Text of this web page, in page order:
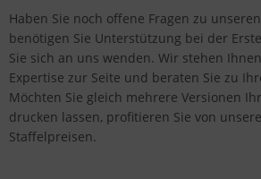
Haben Sie noch offene Fragen zu
benötigen Sie Unterstützung bei der
Sie sich an uns wenden. Wir stehen
Expertise zur Seite und beraten Sie zu
Möchten Sie gleich mehrere Versionen
drucken lassen, profitieren Sie von
Staffelpreisen.